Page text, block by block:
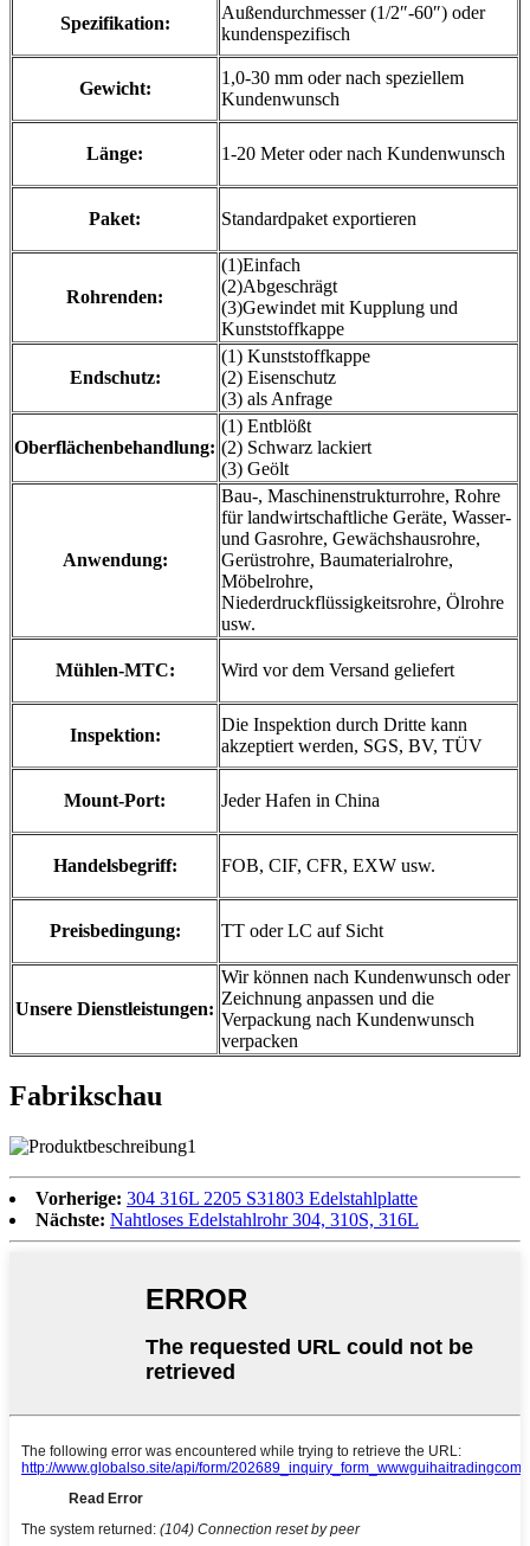
Spezifikation:
Außendurchmesser (1/2″-60″) oder
kundenspezifisch
Gewicht:
1,0-30 mm oder nach speziellem
Kundenwunsch
Länge: 1-20 Meter oder nach Kundenwunsch
Paket: Standardpaket exportieren
Rohrenden:
(1)Einfach
(2)Abgeschrägt
(3)Gewindet mit Kupplung und
Kunststoffkappe
Endschutz:
(1) Kunststoffkappe
(2) Eisenschutz
(3) als Anfrage
Oberflächenbehandlung:
(1) Entblößt
(2) Schwarz lackiert
(3) Geölt
Anwendung:
Bau-, Maschinenstrukturrohre, Rohre
für landwirtschaftliche Geräte, Wasser-
und Gasrohre, Gewächshausrohre,
Gerüstrohre, Baumaterialrohre,
Möbelrohre,
Niederdruckflüssigkeitsrohre, Ölrohre
usw.
Mühlen-MTC: Wird vor dem Versand geliefert
Inspektion:
Die Inspektion durch Dritte kann
akzeptiert werden, SGS, BV, TÜV
Mount-Port: Jeder Hafen in China
Handelsbegriff: FOB, CIF, CFR, EXW usw.
Preisbedingung: TT oder LC auf Sicht
Unsere Dienstleistungen:
Wir können nach Kundenwunsch oder
Zeichnung anpassen und die
Verpackung nach Kundenwunsch
verpacken
Fabrikschau
Vorherige: 304 316L 2205 S31803 Edelstahlplatte
Nächste: Nahtloses Edelstahlrohr 304, 310S, 316L